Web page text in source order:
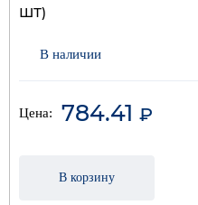
ШТ)
В наличии
Цена: 784.41 ₽
В корзину